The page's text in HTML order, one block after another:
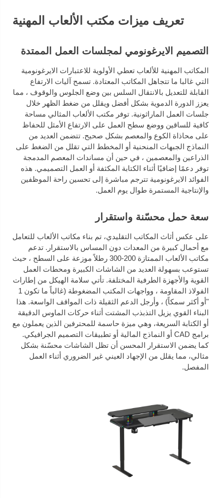
تعريف ميزات مكتب الألعاب المهنية
التصميم الايرغونومي لمجلسات العمل الممتدة
المكاتب المهنية للألعاب تعطي الأولوية للاعتبارات الايرغونومية
التي غالبا ما تتجاهل المكاتب المعتادة. تسمح آليات الارتفاع
القابلة للتعديل بالانتقال السلس بين وضع الجلوس والوقوف ، مما
يعزز الدورة الدموية بشكل أفضل ويقلل من ضغط الظهر خلال
جلسات العمل الماراثونية. توفر مكتب الألعاب المثالي مساحة
كافية للساقين ووضع سطح العمل على الارتفاع الأمثل للحفاظ
على محاذاة الكوع والمعصم بشكل صحيح. تتضمن العديد من
النماذج الجبهات المنحنية أو المخطط التي تقلل من الضغط على
الذراعين والمعصمين ، في حين أن مساندات المعصم المدمجة
توفر دعمًا إضافيًا أثناء الكتابة المكثفة أو العمل التصميمي. هذه
الفوائد الايرغونومية تترجم مباشرة إلى تحسين راحة الموظفين
والإنتاجية المستمرة طوال يوم العمل.
سعة حمل محسّنة واستقرار
على عكس أثاث المكاتب التقليدي، تم بناء مكاتب الألعاب للتعامل
مع أحمال كبيرة من المعدات دون المساس بالاستقرار. تدعم
مكاتب الألعاب الممتازة 200-300 رطلاً موزعة على السطح ، حيث
تستوعب بسهولة العديد من الشاشات الكبيرة ومحطات العمل
القوية والأجهزة الطرفية المختلفة. تأتي سلامة الهيكل من إطارات
الفولاذ المقاومة ، وواجهات المكتب المضغوطة (غالباً ما تكون 1
"أو أكثر سمكاً) ، وأرجل الدعم الثقيلة ذات المواقف الواسعة. هذا
البناء القوي يزيل التذبذب المشتت أثناء حركات الماوس الدقيقة
أو الكتابة السريعة، وهي ميزة حاسمة للمحترفين الذين يعملون مع
برامج CAD أو النماذج المالية أو تطبيقات التصميم الجرافيكي.
كما يضمن الاستقرار المحسن أن تظل الشاشات محسّنة بشكل
مثالي، مما يقلل من الإجهاد العيني غير الضروري أثناء العمل
المفصل.